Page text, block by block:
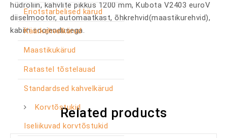
Eriotstarbelised kärud
Käärkahvelkärud
Maastikukärud
Ratastel tõstelauad
Standardsed kahvelkärud
Korvtõstukid
Iseliikuvad korvtõstukid
hüdroliin, kahvlite pikkus 1200 mm, Kubota V2403 euroV
diiselmootor, automaatkast, õhkrehvid(maastikurehvid),
kabiin soojendusega.
Related products